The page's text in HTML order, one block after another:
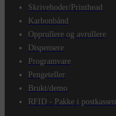
Skrivehoder/Printhead
Karbonbånd
Opprullere og avrullere
Dispensere
Programvare
Pengeteller
Brukt/demo
RFID - Pakke i postkassen